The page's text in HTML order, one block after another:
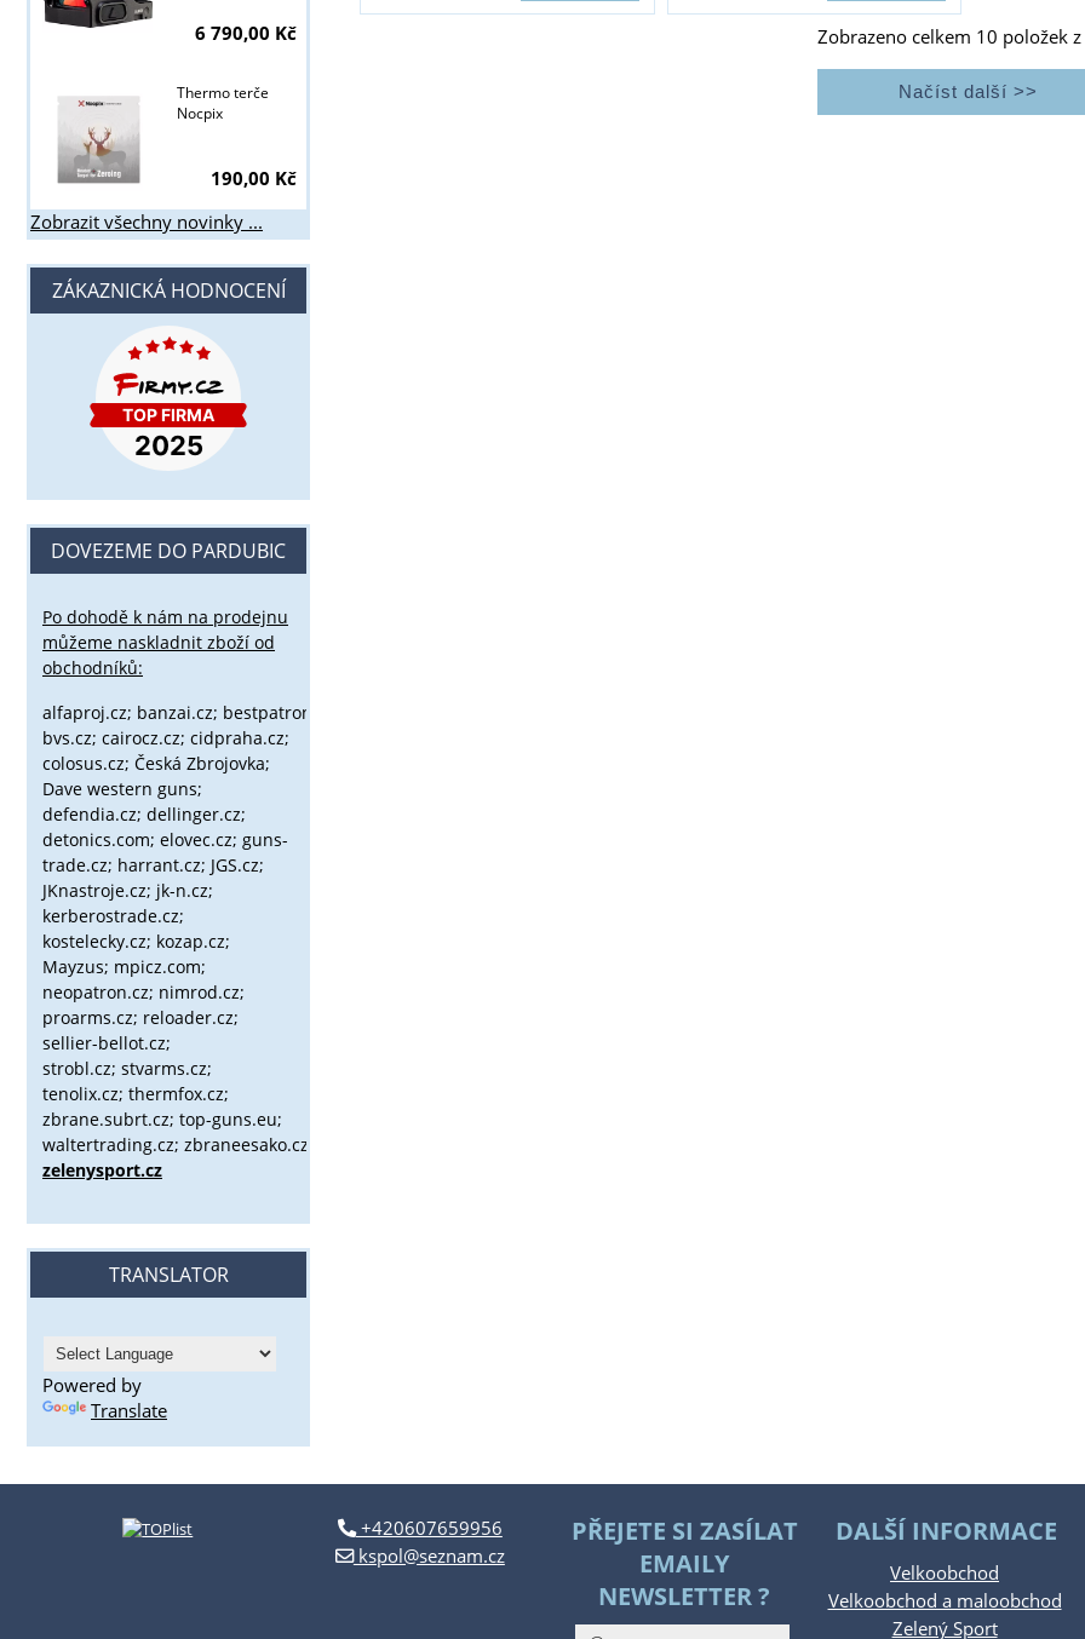
Zobrazeno celkem 10 položek z
6 790,00 Kč
Thermo terče
Nocpix
190,00 Kč
Zobrazit všechny novinky ...
ZÁKAZNICKÁ HODNOCENÍ
DOVEZEME DO PARDUBIC
Po dohodě k nám na prodejnu
můžeme naskladnit zboží od
obchodníků:
alfaproj.cz; banzai.cz; bestpatron.eu;
bvs.cz; cairocz.cz; cidpraha.cz;
colosus.cz; Česká Zbrojovka;
Dave western guns;
defendia.cz; dellinger.cz;
detonics.com; elovec.cz; guns-
trade.cz; harrant.cz; JGS.cz;
JKnastroje.cz; jk-n.cz;
kerberostrade.cz;
kostelecky.cz; kozap.cz;
Mayzus; mpicz.com;
neopatron.cz; nimrod.cz;
proarms.cz; reloader.cz;
sellier-bellot.cz;
strobl.cz; stvarms.cz;
tenolix.cz; thermfox.cz;
zbrane.subrt.cz; top-guns.eu;
waltertrading.cz; zbraneesako.cz;
zelenysport.cz
TRANSLATOR
Powered by
Translate
+420607659956
kspol@seznam.cz
PŘEJETE SI ZASÍLAT
EMAILY
NEWSLETTER ?
DALŠÍ INFORMACE
Velkoobchod
Velkoobchod a maloobchod
Zelený Sport